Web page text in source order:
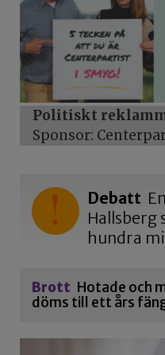
Politiskt
Sponsor:
Debatt
Hallsberg
hundra
Brott Hotade och
döms till ett års